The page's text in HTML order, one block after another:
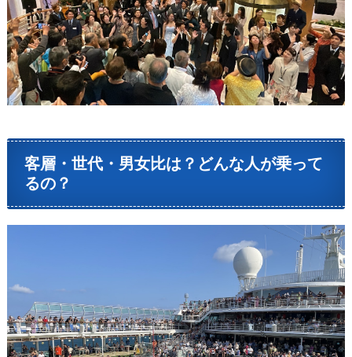
客層・世代・男女比は？どんな人が乗って
るの？